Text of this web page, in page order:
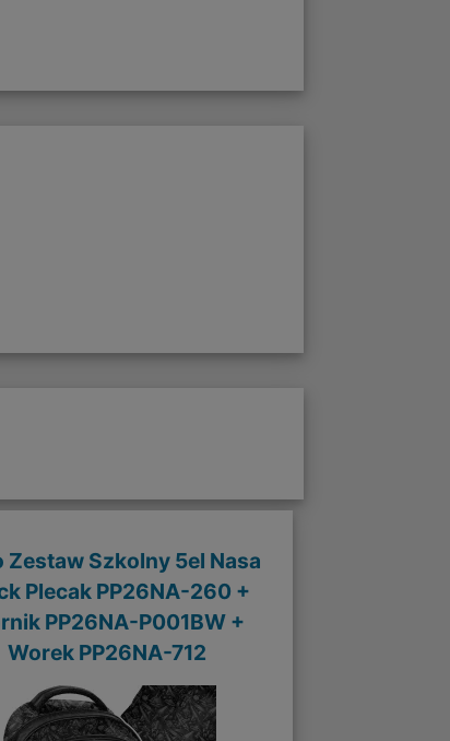
Zestaw Szkolny 5el Nasa
Plecak PP26NA-260 +
PP26NA-P001BW +
Worek PP26NA-712